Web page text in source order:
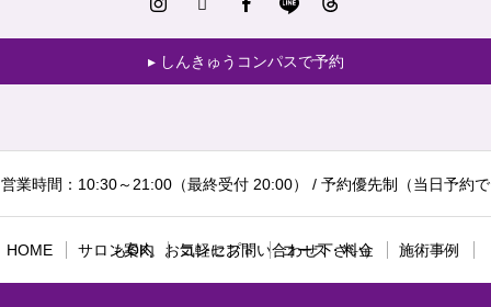
しんきゅうコンパスで予約
営業時間：10:30～21:00（最終受付 20:00） / 予約優先制（当日予約で
もOK。お気軽にお問い合わせ下さい）
HOME サロン案内 コンセプト コース・料金 施術事例